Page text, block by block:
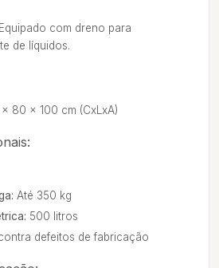
Equipado com dreno para
de líquidos.
x 80 x 100 cm (CxLxA)
Até 350 kg
500 litros
defeitos de fabricação